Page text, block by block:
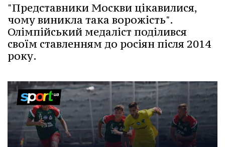
"Представники Москви цікавилися,
чому виникла така ворожість".
Олімпійський медаліст поділився
своїм ставленням до росіян після 2014
року.